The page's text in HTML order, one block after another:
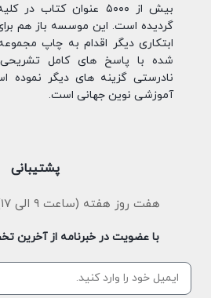
بیش از ۵۰۰۰ عنوان
گردیده است. این موسسه باز هم برای
ابتکاری دیگر اقدام به چاپ
شده با پاسخ های کامل
نادرستی گزینه های دیگر
آموزشی نوین جهانی است.
پشتیبانی
هفت روز هفته (ساعت ۹ الی ۱۷) 8-66975561-021
با عضویت در خبرنامه از آخرین